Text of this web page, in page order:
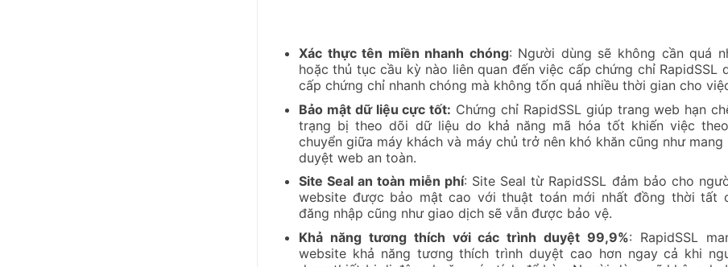
Xác thực tên miền nhanh chóng: Người dùng sẽ không cần quá
hoặc thủ tục cầu kỳ nào liên quan đến việc cấp chứng chỉ RapidSSL
cấp chứng chỉ nhanh chóng mà không tốn quá nhiều thời gian cho
Bảo mật dữ liệu cực tốt: Chứng chỉ RapidSSL giúp trang web hạn
trạng bị theo dõi dữ liệu do khả năng mã hóa tốt khiến việc
chuyển giữa máy khách và máy chủ trở nên khó khăn cũng như mang
duyệt web an toàn.
Site Seal an toàn miễn phí: Site Seal từ RapidSSL đảm bảo cho
website được bảo mật cao với thuật toán mới nhất đồng thời tất
đăng nhập cũng như giao dịch sẽ vẫn được bảo vệ.
Khả năng tương thích với các trình duyệt 99,9%: RapidSSL
website khả năng tương thích trình duyệt cao hơn ngay cả khi